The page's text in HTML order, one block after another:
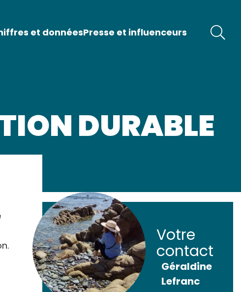
et donnéesPresse et influenceurs
DURABLE
Votre
contact
Géraldine
Lefranc